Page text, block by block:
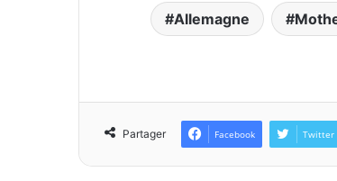
Allemagne
Partager Facebook Twitter